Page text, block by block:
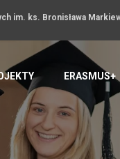
im. ks. Bronisława
ERASMUS+